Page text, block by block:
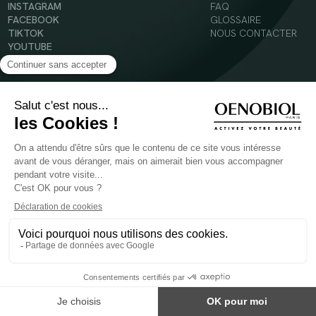
INSTAGRAM
FACEBOOK
TIKTOK
YOUTUBE
FAQ
GLOSSAIRE
NOUS CONTACTER
Mentions légales
Conditions Générales d’Utilisation
Politique en matière de cookies
POUR VOTRE SANTÉ, MANGEZ AU MOINS CINQ FRUITS ET LÉGUMES PAR JOUR -
WWW.MANGERBOUGER.FR
Les complément alimentaires doivent être utilisés dans le cadre d'un mode de vie sain et
ne pas être utilisés comme substituts d'un régimes alimentaire varié et équilibré.
Réservé à l'adulte. Consulter attentivement l'étiquetage des produits avant l'utilisation.